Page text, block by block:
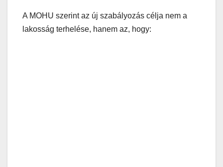
A MOHU szerint az új szabályozás célja nem a
lakosság terhelése, hanem az, hogy: